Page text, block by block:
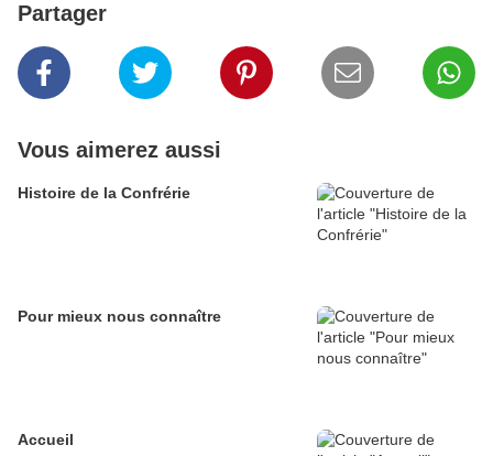
Partager
Vous aimerez aussi
Histoire de la Confrérie
Pour mieux nous connaître
Accueil